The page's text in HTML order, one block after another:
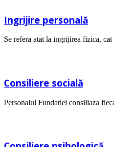
Ingrijire personală
Se refera atat la ingrijirea fizica,
Consiliere socială
Personalul Fundatiei consiliaza